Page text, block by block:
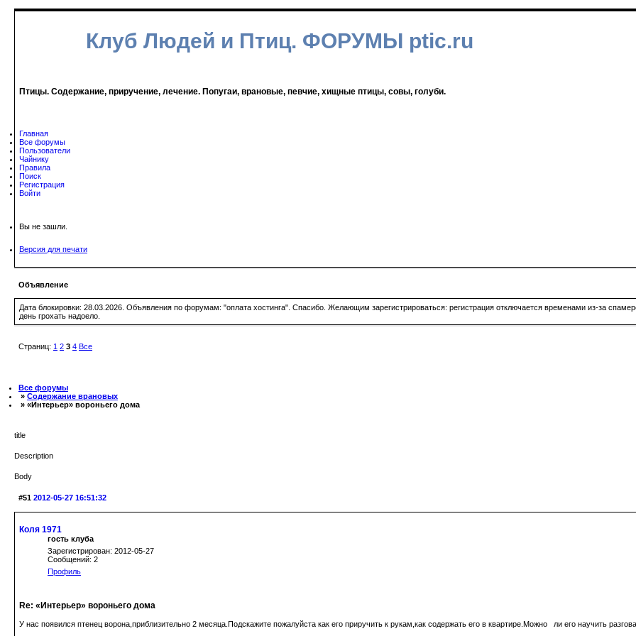
Клуб Людей и Птиц. ФОРУМЫ ptic.ru
Птицы. Содержание, приручение, лечение. Попугаи, врановые, певчие, хищные птицы, совы, голуби.
Главная
Все форумы
Пользователи
Чайнику
Правила
Поиск
Регистрация
Войти
Вы не зашли.
Версия для печати
Объявление
Дата блокировки: 28.03.2026. Объявления по форумам: "оплата хостинга". Спасибо. Желающим зарегистрироваться: регистрация отключается временами из-за
день грохать надоело.
Страниц: 1 2 3 4 Все
Все форумы
» Содержание врановых
» «Интерьер» вороньего дома
title
Description
Body
#51 2012-05-27 16:51:32
Коля 1971
гость клуба
Зарегистрирован: 2012-05-27
Сообщений: 2
Профиль
Re: «Интерьер» вороньего дома
У нас появился птенец ворона,приблизительно 2 месяца.Подскажите пожалуйста как его приручить к рукам,как содержать его в квартире.Можно ли его научить